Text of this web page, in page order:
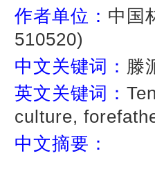
作者单位： 中国
510520)
中文关键词： 滕
英文关键词：
culture,
中文摘要：